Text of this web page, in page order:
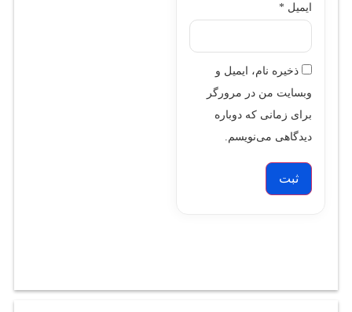
ایمیل *
ذخیره نام، ایمیل و
وبسایت من در مرورگر
برای زمانی که دوباره
دیدگاهی می‌نویسم.